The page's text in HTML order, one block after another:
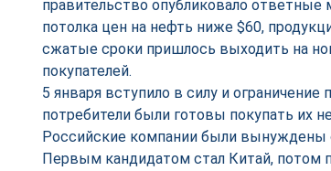
правительство опубликовало
потолка цен на нефть ниже $60,
сжатые сроки пришлось выходить на
покупателей.
5 января вступило в силу и
потребители были готовы покупать их
Российские компании были вынуждены
Первым кандидатом стал Китай, потом